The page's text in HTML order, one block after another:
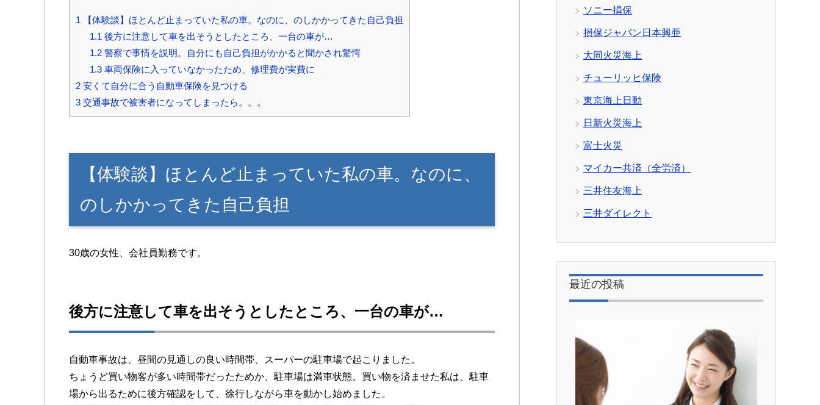
1 【体験談】ほとんど止まっていた私の車。なのに、のしかかってきた自己負担
1.1 後方に注意して車を出そうとしたところ、一台の車が…
1.2警察で事情を説明。自分にも自己負担がかかると聞かされ驚愕
1.3車両保険に入っていなかったため、修理費が実費に
2 安くて自分に合う自動車保険を見つける
3 交通事故で被害者になってしまったら。。。
【体験談】ほとんど止まっていた私の車。なのに、
のしかかってきた自己負担
30歳の女性、会社員勤務です。
後方に注意して車を出そうとしたところ、一台の車が…
自動車事故は、昼間の見通しの良い時間帯、スーパーの駐車場で起こりました。
ちょうど買い物客が多い時間帯だったためか、駐車場は満車状態。買い物を済ませた私は、駐車
場から出るために後方確認をして、徐行しながら車を動かし始めました。
ソニー損保
損保ジャパン日本興亜
大同火災海上
チューリッヒ保険
東京海上日動
日新火災海上
富士火災
マイカー共済（全労済）
三井住友海上
三井ダイレクト
最近の投稿